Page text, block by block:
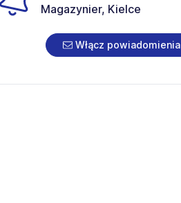
Magazynier, Kielce
Włącz powiadomienia